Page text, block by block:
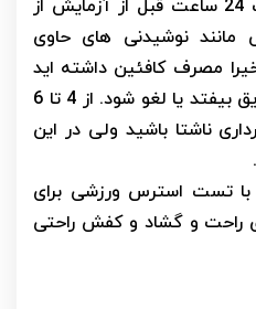
همچنین ممکن است پزشک 24 ساعت قبل از آزمایش از
مانند نوشیدنی های حاوی
مصرف کافئین داشته اید
ممکن است آزمایش به تعویق بیفتد یا لغو شود. از 4 تا 6
ناشتا باشید ولی در این
تست استرس ورزشی برای
راحت و گشاد و کفش راحتی